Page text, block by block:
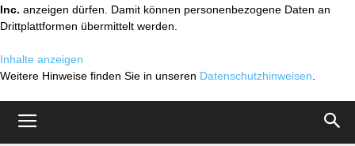
Inc. anzeigen dürfen. Damit können personenbezogene Daten an
Drittplattformen übermittelt werden.
Inhalte anzeigen
Weitere Hinweise finden Sie in unseren Datenschutzhinweisen